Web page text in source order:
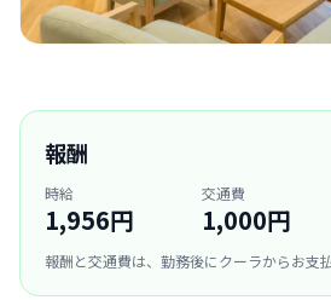
報酬
時給
1,956円
交通費
1,000円
報酬と交通費は、勤務後にクーラからお支払